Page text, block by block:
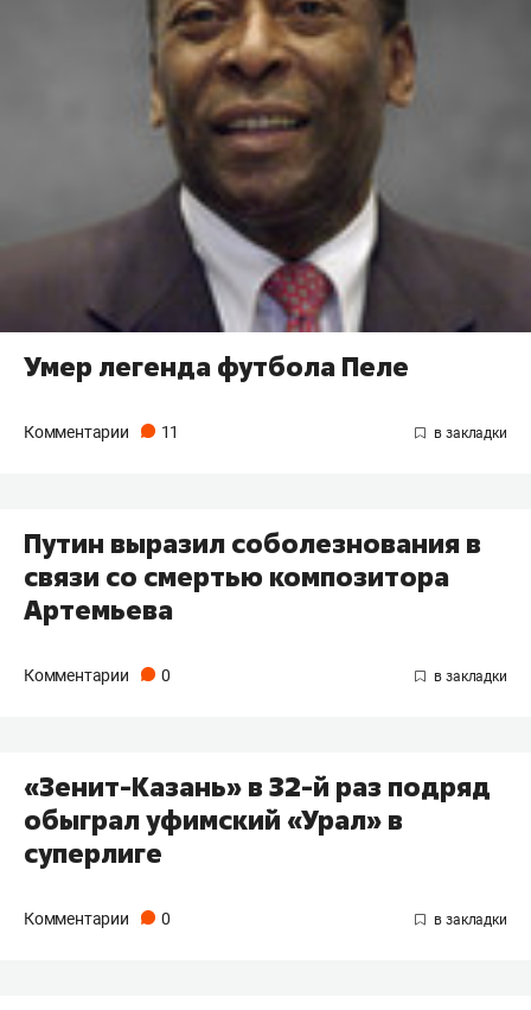
Умер легенда футбола Пеле
Комментарии 11
Путин выразил соболезнования в
связи со смертью композитора
Артемьева
Комментарии 0
«Зенит-Казань» в 32-й раз подряд
обыграл уфимский «Урал» в
суперлиге
Комментарии 0